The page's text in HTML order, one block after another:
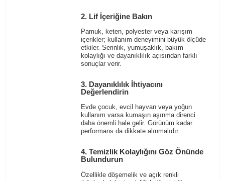
2. Lif İçeriğine Bakın
Pamuk, keten, polyester veya karışım
içerikler; kullanım deneyimini büyük ölçüde
etkiler. Serinlik, yumuşaklık, bakım
kolaylığı ve dayanıklılık açısından farklı
sonuçlar verir.
3. Dayanıklılık İhtiyacını
Değerlendirin
Evde çocuk, evcil hayvan veya yoğun
kullanım varsa kumaşın aşınma direnci
daha önemli hale gelir. Görünüm kadar
performans da dikkate alınmalıdır.
4. Temizlik Kolaylığını Göz Önünde
Bulundurun
Özellikle döşemelik ve açık renkli